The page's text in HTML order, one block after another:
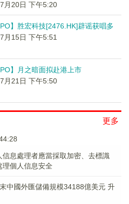
月20日 下午5:20
】胜宏科技[2476.HK]辟谣获唱多
月15日 下午5:51
】月之暗面拟赴港上市
月21日 下午5:50
更多
息處理者應當採取加密、去標識
個人信息安全
中國外匯儲備規模34188億美元 升